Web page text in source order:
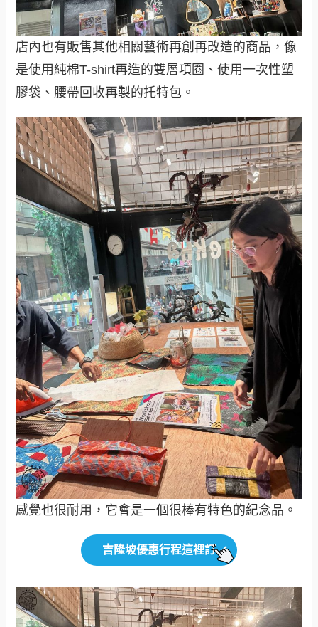
店內也有販售其他相關藝術再創再改造的商品，像
是使用純棉T-shirt再造的雙層項圈、使用一次性塑
膠袋、腰帶回收再製的托特包。
感覺也很耐用，它會是一個很棒有特色的紀念品。
吉隆坡優惠行程這裡訂